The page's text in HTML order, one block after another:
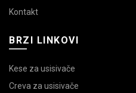
Kontakt
BRZI LINKOVI
Kese za usisivače
Creva za usisivače